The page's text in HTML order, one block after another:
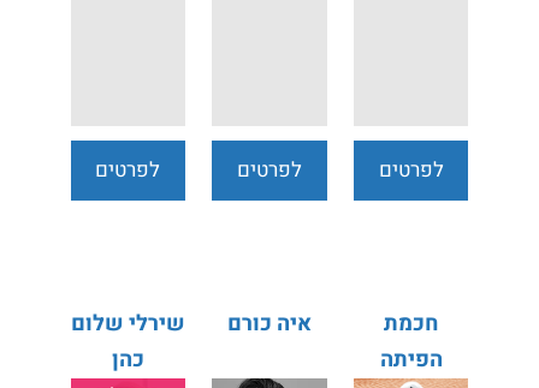
לפרטים
לפרטים
לפרטים
חכמת
הפיתה
איה כורם
שירלי שלום
כהן